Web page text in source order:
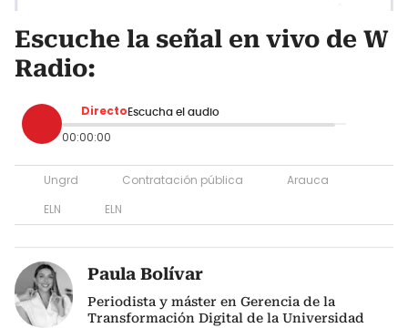
Escuche la señal en vivo de W
Radio:
Directo Escucha el audio
00:00:00
Ungrd Contratación pública
Arauca
ELN
ELN
Paula Bolívar
Periodista y máster en Gerencia de la
Transformación Digital de la Universidad